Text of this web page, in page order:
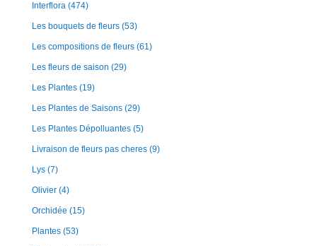
Interflora (474)
Les bouquets de fleurs (53)
Les compositions de fleurs (61)
Les fleurs de saison (29)
Les Plantes (19)
Les Plantes de Saisons (29)
Les Plantes Dépolluantes (5)
Livraison de fleurs pas cheres (9)
Lys (7)
Olivier (4)
Orchidée (15)
Plantes (53)